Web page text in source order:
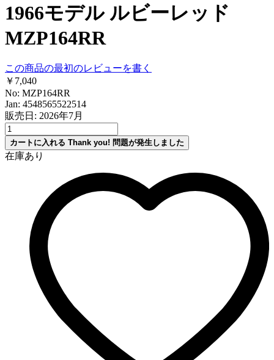
1966モデル ルビーレッド
MZP164RR
この商品の最初のレビューを書く
￥7,040
No: MZP164RR
Jan: 4548565522514
販売日: 2026年7月
カートに入れる Thank you! 問題が発生しました
在庫あり